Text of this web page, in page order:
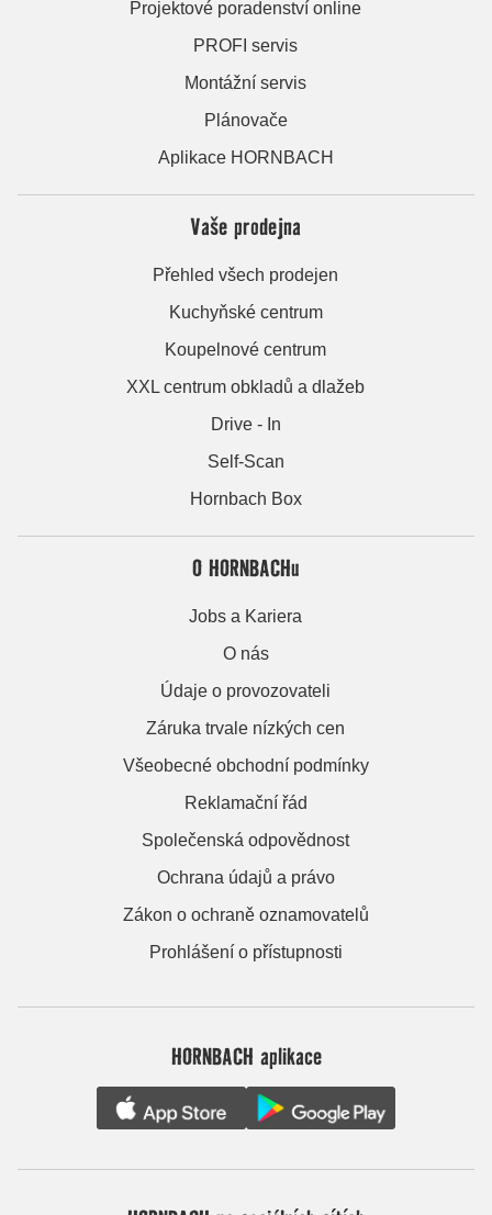
Projektové poradenství online
PROFI servis
Montážní servis
Plánovače
Aplikace HORNBACH
Vaše prodejna
Přehled všech prodejen
Kuchyňské centrum
Koupelnové centrum
XXL centrum obkladů a dlažeb
Drive - In
Self-Scan
Hornbach Box
O HORNBACHu
Jobs a Kariera
O nás
Údaje o provozovateli
Záruka trvale nízkých cen
Všeobecné obchodní podmínky
Reklamační řád
Společenská odpovědnost
Ochrana údajů a právo
Zákon o ochraně oznamovatelů
Prohlášení o přístupnosti
HORNBACH aplikace